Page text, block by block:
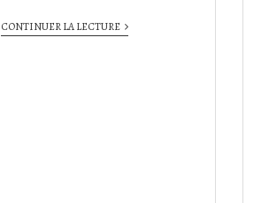
CONTINUER LA LECTURE